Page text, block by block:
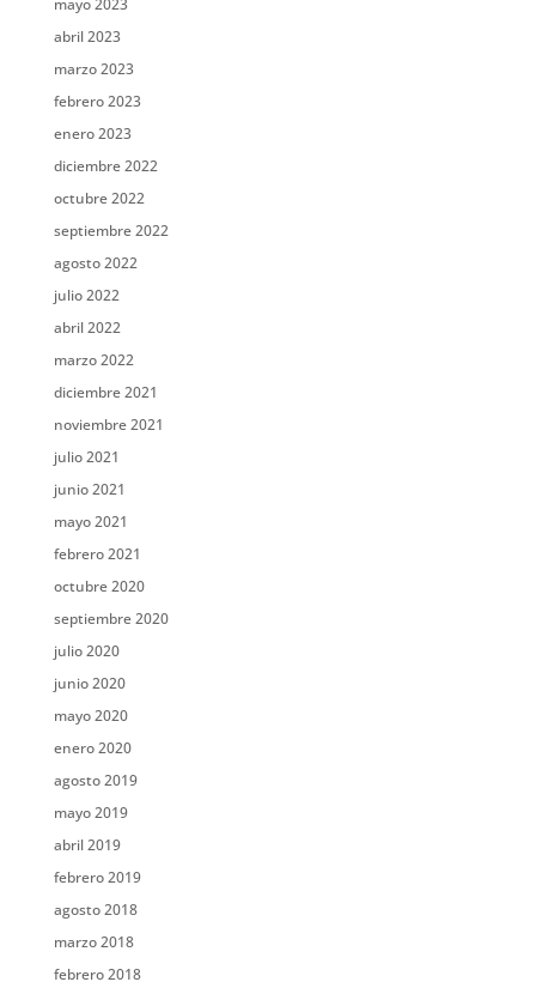
abril 2023
marzo 2023
febrero 2023
enero 2023
diciembre 2022
octubre 2022
septiembre 2022
agosto 2022
julio 2022
abril 2022
marzo 2022
diciembre 2021
noviembre 2021
julio 2021
junio 2021
mayo 2021
febrero 2021
octubre 2020
septiembre 2020
julio 2020
junio 2020
mayo 2020
enero 2020
agosto 2019
mayo 2019
abril 2019
febrero 2019
agosto 2018
marzo 2018
febrero 2018